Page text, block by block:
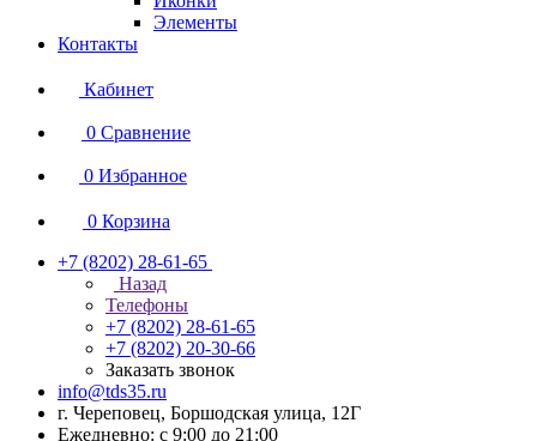
Элементы
Контакты
Кабинет
0 Сравнение
0 Избранное
0 Корзина
+7 (8202) 28‑61-65
Назад
Телефоны
+7 (8202) 28‑61-65
+7 (8202) 20‑30-66
Заказать звонок
info@tds35.ru
г. Череповец, Боршодская улица, 12Г
Ежедневно: с 9:00 до 21:00